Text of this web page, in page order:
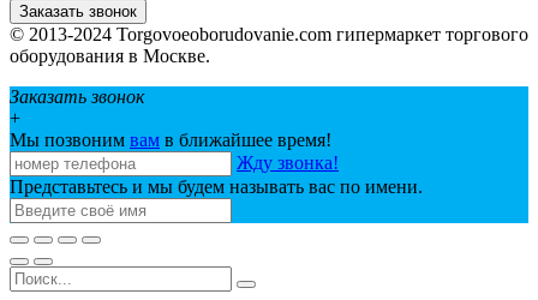
Заказать звонок
© 2013-2024 Torgovoeoborudovanie.com гипермаркет торгового
оборудования в Москве.
Заказать звонок
+
Мы позвоним вам в ближайшее время!
Жду звонка!
Представьтесь и мы будем называть вас по имени.